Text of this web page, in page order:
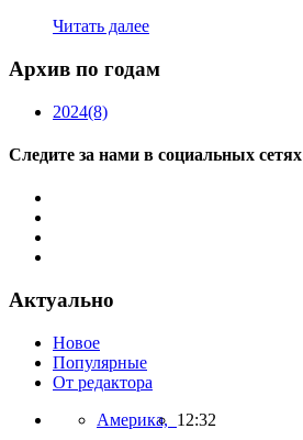
Читать далее
Архив по годам
2024(8)
Следите за нами в социальных сетях
Актуально
Новое
Популярные
От редактора
Америка, 12:32